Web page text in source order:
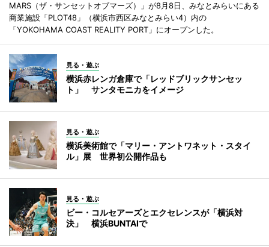
MARS（ザ・サンセットオブマーズ）」が8月8日、みなとみらいにある
商業施設「PLOT48」（横浜市西区みなとみらい4）内の
「YOKOHAMA COAST REALITY PORT」にオープンした。
見る・遊ぶ
横浜赤レンガ倉庫で「レッドブリックサンセッ
ト」 サンタモニカをイメージ
見る・遊ぶ
横浜美術館で「マリー・アントワネット・スタイ
ル」展 世界初公開作品も
見る・遊ぶ
ビー・コルセアーズとエクセレンスが「横浜対
決」 横浜BUNTAIで